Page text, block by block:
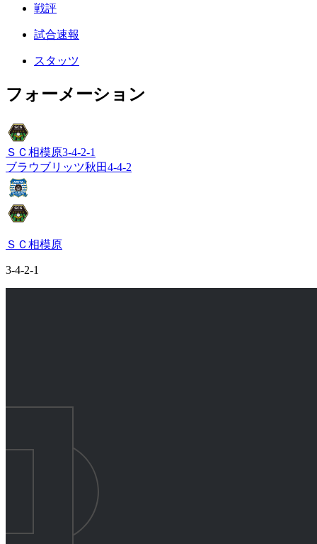
戦評
試合速報
スタッツ
フォーメーション
ＳＣ相模原3-4-2-1
ブラウブリッツ秋田4-4-2
ＳＣ相模原
3-4-2-1